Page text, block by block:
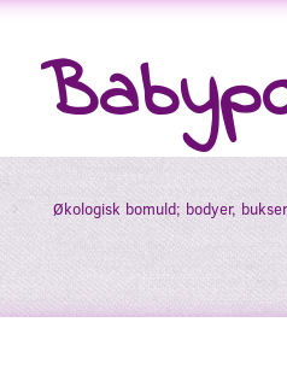
Økologisk bomuld; bodyer,